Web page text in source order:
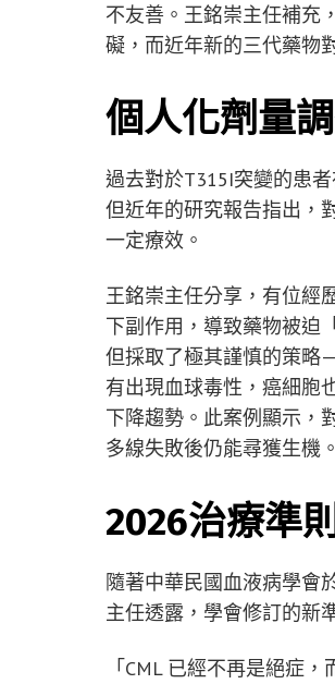
不友善。王銘崇主任補充
礙，而近年新的三代藥物
個人化劑量
過去對於T315I突變的患
但近年的研究報告指出，
一定療效。
王銘崇主任分享，有位經
下副作用，導致藥物被迫
但採取了極其謹慎的策略
有出現血球毒性，癌細胞
下降趨勢。此案例顯示，
多線失敗後仍能尋獲生機。
2026治療準
隨著中華民國血液病學會
主任透露，學會修訂的新
「CML 已經不再是絕症